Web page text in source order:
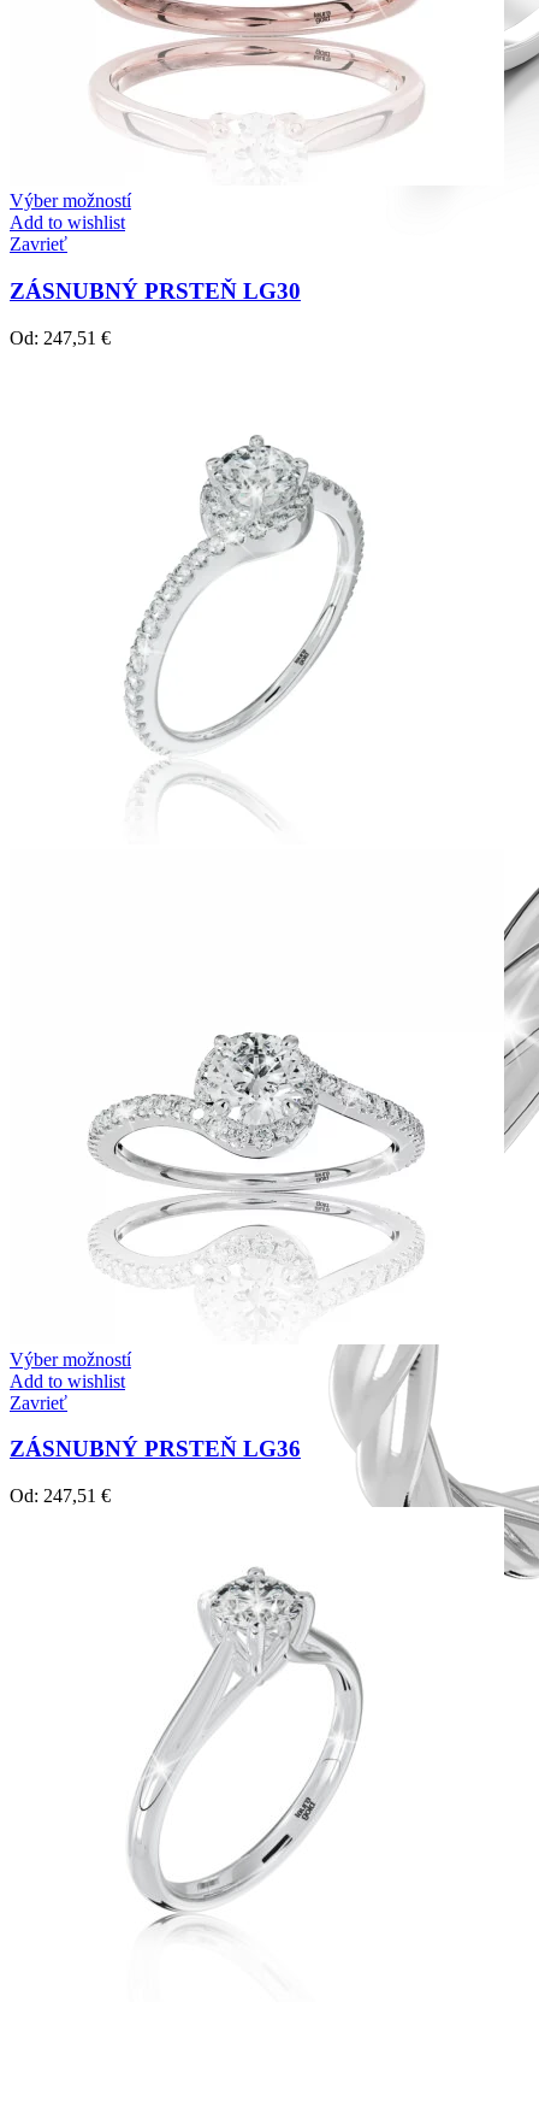
Twist Elegance
Zásnubné prstne z kolekcie Twist Elegance.
Výber možností
Add to wishlist
Zavrieť
ZÁSNUBNÝ PRSTEŇ LG30
Od: 247,51 €
Výber možností
Add to wishlist
Zavrieť
ZÁSNUBNÝ PRSTEŇ LG36
Od: 247,51 €